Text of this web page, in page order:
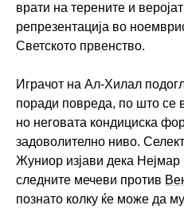
врати на терените и
репрезентација во
Светското првенство.
Играчот на Ал-Хилал
поради повреда, по што се
но неговата кондициска
задоволително ниво.
Жуниор изјави дека Нејмар
следните мечеви против
познато колку ќе може да